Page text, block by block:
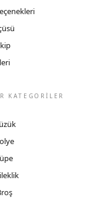
KATEGORİLER